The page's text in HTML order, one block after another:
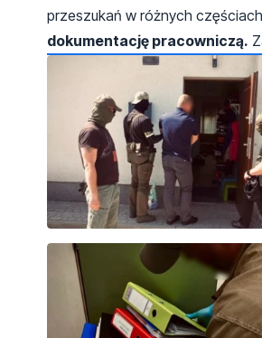
przeszukań w różnych
dokumentację pracowniczą.